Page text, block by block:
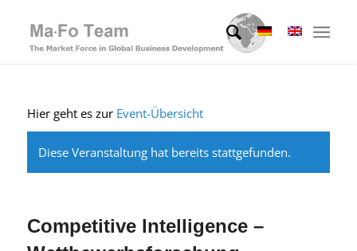
Hier geht es zur Event-Übersicht
Diese Veranstaltung hat bereits stattgefunden.
Competitive Intelligence –